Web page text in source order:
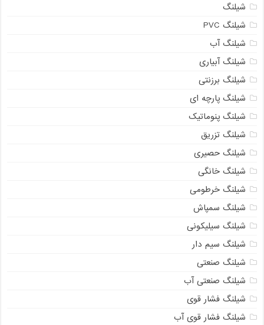
شیلنگ
شیلنگ PVC
شیلنگ آب
شیلنگ آبیاری
شیلنگ برزنتی
شیلنگ پارچه ای
شیلنگ پنوماتیک
شیلنگ تزریق
شیلنگ حصیری
شیلنگ خانگی
شیلنگ خرطومی
شیلنگ سمپاش
شیلنگ سیلیکونی
شیلنگ سیم دار
شیلنگ صنعتی
شیلنگ صنعتی آب
شیلنگ فشار قوی
شیلنگ فشار قوی آب